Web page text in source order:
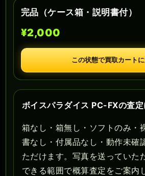
完品（ケース箱・説明書付）
¥2,000
この状態で買取カート
ボイスパラダイス PC-FXの査
箱なし・箱無し・ソフトのみ・
書なし・付属品なし・動作未確
ただけます。写真を送っていた
できる範囲で概算査定をご案内